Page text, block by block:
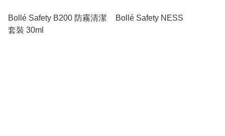
Bollé Safety B200 防霧清潔
套裝 30ml
Bollé Safety NESS